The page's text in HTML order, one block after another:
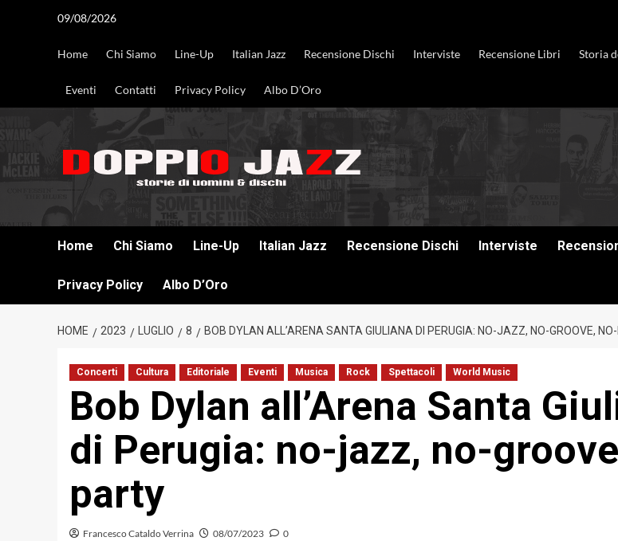
09/08/2026
Home Chi Siamo Line-Up Italian Jazz Recensione Dischi Interviste Recensione Libri Storia
Eventi Contatti Privacy Policy Albo D’Oro
Home Chi Siamo Line-Up Italian Jazz Recensione Dischi Interviste
Privacy Policy Albo D’Oro
HOME 2023 LUGLIO 8 BOB DYLAN ALL’ARENA SANTA GIULIANA DI PERUGIA: NO-JAZZ, NO-GROOVE,
Concerti Cultura Editoriale Eventi Musica Rock Spettacoli World Music
Bob Dylan all’Arena Santa
di Perugia: no-jazz, no-
party
Francesco Cataldo Verrina 08/07/2023 0